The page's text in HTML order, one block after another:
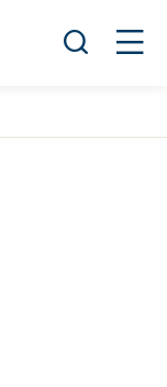
Öppna